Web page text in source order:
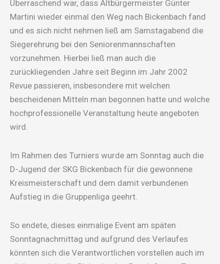
Überraschend war, dass Altbürgermeister Günter
Martini wieder einmal den Weg nach Bickenbach fand
und es sich nicht nehmen ließ am Samstagabend die
Siegerehrung bei den Seniorenmannschaften
vorzunehmen. Hierbei ließ man auch die
zurückliegenden Jahre seit Beginn im Jahr 2002
Revue passieren, insbesondere mit welchen
bescheidenen Mitteln man begonnen hatte und welche
hochprofessionelle Veranstaltung heute angeboten
wird.
Im Rahmen des Turniers wurde am Sonntag auch die
D-Jugend der SKG Bickenbach für die gewonnene
Kreismeisterschaft und dem damit verbundenen
Aufstieg in die Gruppenliga geehrt.
So endete, dieses einmalige Event am späten
Sonntagnachmittag und aufgrund des Verlaufes
könnten sich die Verantwortlichen vorstellen auch im